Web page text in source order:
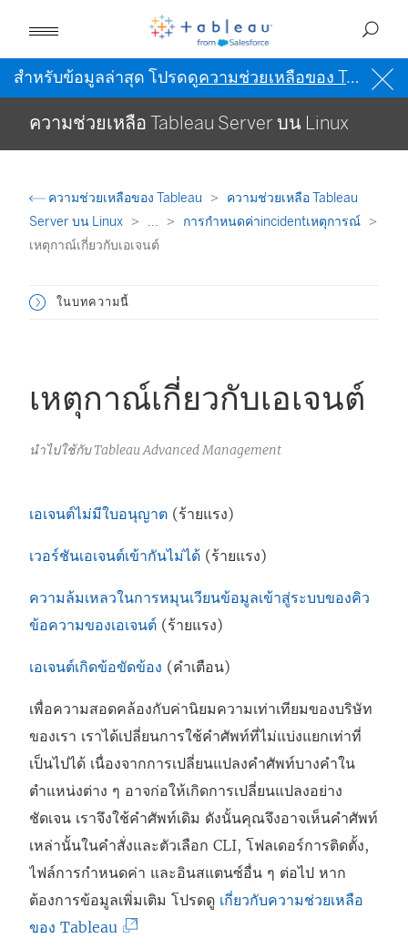
สำหรับข้อมูลล่าสุด โปรดดูความช่วยเหลือของ Tableau เป็นภาษาอังกฤษ (สหรัฐอเมริกา)
ความช่วยเหลือ Tableau Server บน Linux
ความช่วยเหลือของ Tableau
ความช่วยเหลือ Tableau
Server บน Linux
...
การกำหนดค่าincidentเหตุการณ์
เหตุกาณ์เกี่ยวกับเอเจนต์
ในบทความนี้
เหตุกาณ์เกี่ยวกับเอเจนต์
นำไปใช้กับ Tableau Advanced Management
เอเจนต์ไม่มีใบอนุญาต (ร้ายแรง)
เวอร์ชันเอเจนต์เข้ากันไม่ได้ (ร้ายแรง)
ความล้มเหลวในการหมุนเวียนข้อมูลเข้าสู่ระบบของคิว
ข้อความของเอเจนต์ (ร้ายแรง)
เอเจนต์เกิดข้อขัดข้อง (คำเตือน)
เพื่อความสอดคล้องกับค่านิยมความเท่าเทียมของบริษัท
ของเรา เราได้เปลี่ยนการใช้คำศัพท์ที่ไม่แบ่งแยกเท่าที่
เป็นไปได้ เนื่องจากการเปลี่ยนแปลงคำศัพท์บางคำใน
ตำแหน่งต่าง ๆ อาจก่อให้เกิดการเปลี่ยนแปลงอย่าง
ชัดเจน เราจึงใช้คำศัพท์เดิม ดังนั้นคุณจึงอาจเห็นคำศัพท์
เหล่านั้นในคำสั่งและตัวเลือก CLI, โฟลเดอร์การติดตั้ง,
ไฟล์การกำหนดค่า และอินสแตนซ์อื่น ๆ ต่อไป หาก
ต้องการข้อมูลเพิ่มเติม โปรดดู เกี่ยวกับความช่วยเหลือ
ของ Tableau